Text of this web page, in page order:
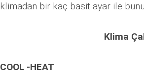
klimadan bir kaç basit ayar ile
Klima
COOL -HEAT